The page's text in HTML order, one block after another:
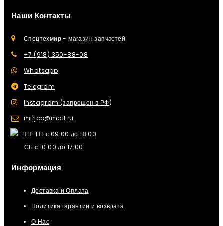
Наши Контакты
Спецтехмир - магазин запчастей
+7 (918) 350-88-08
Whatsapp
Telegram
Instagram (запрещен в РФ)
mirjcb@mail.ru
ПН-ПТ с 09:00 до 18:00
СБ с 10:00 до 17:00
Информация
Доставка и Оплата
Политика гарантии и возврата
О Нас